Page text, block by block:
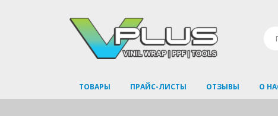
ТОВАРЫ ПРАЙС-ЛИСТЫ ОТЗЫВЫ О